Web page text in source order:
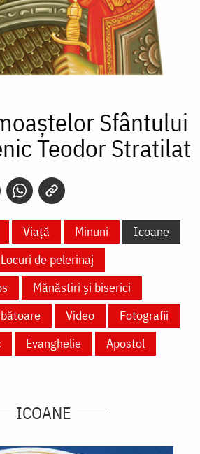
Sfântului
Teodor Stratilat
Viață Minuni
Icoane
Locuri de pelerinaj
Mănăstiri și biserici
Video
Fotografii
Evanghelie Apostol
ICOANE